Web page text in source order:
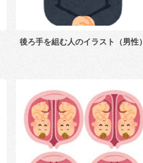
後ろ手を組む人のイラスト（男性）